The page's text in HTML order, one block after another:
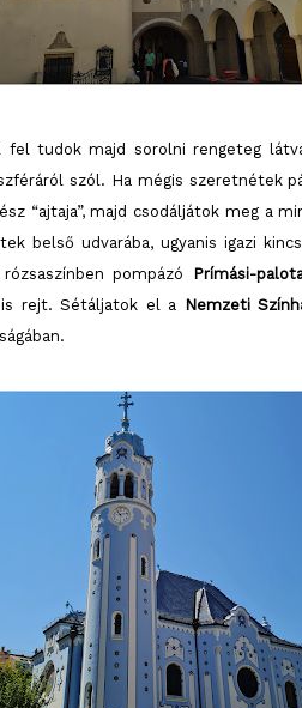
tudok majd sorolni rengeteg
szól. Ha mégis szeretnétek
“ajtaja”, majd csodáljátok meg a
belső udvarába, ugyanis igazi
pompázó
Prímási-
is rejt. Sétáljatok el a Nemzeti